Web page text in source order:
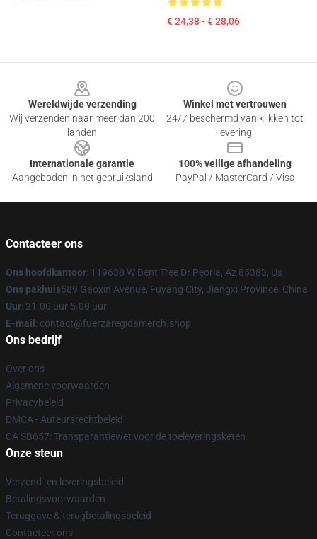
€ 24,38 - € 28,06
Wereldwijde verzending
Wij verzenden naar meer dan 200
landen
Winkel met vertrouwen
24/7 beschermd van klikken tot
levering
Internationale garantie
Aangeboden in het gebruiksland
100% veilige afhandeling
PayPal / MasterCard / Visa
Contacteer ons
Ons hoofdkantoor: 119638 W Bent Tree Dr Peoria, Az 85383, Us
Ons pakhuis589 Gaoxin Avenue, Fuyang City, Jiangxi Province, China
Uur: 21.00 uur 5.00 uur
E-mail : contact@fuerzaregidamerch.shop
Ons bedrijf
Over ons
Algemene voorwaarden
Privacybeleid
DMCA - Auteursrechtbeleid
CA SB657: Transparantiewet voor de toeleveringsketen
Onze steun
Verzend- en leveringsbeleid
Betalingsvoorwaarden
Teruggave & terugbetalingsbeleid
Contacteer ons